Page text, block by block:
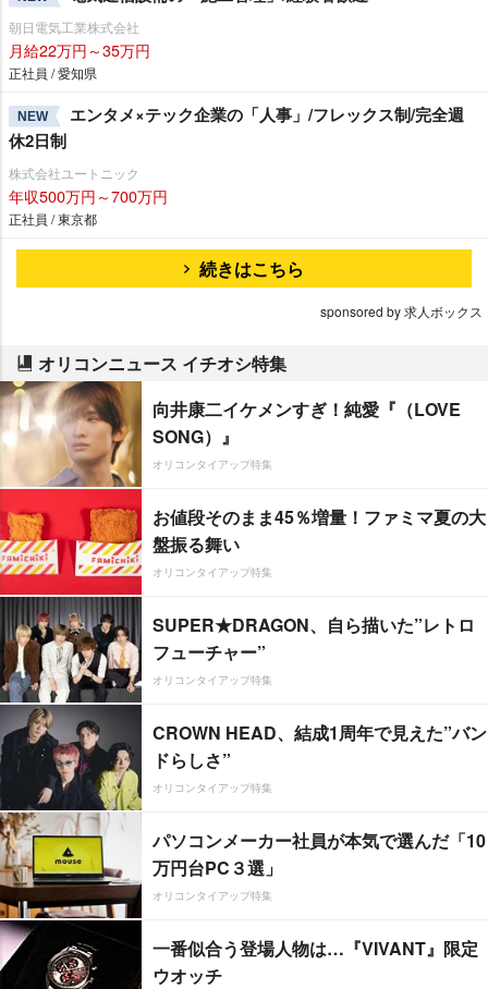
朝日電気工業株式会社
月給22万円～35万円
正社員 / 愛知県
NEW
エンタメ×テック企業の「人事」/フレックス制/完全週
休2日制
株式会社ユートニック
年収500万円～700万円
正社員 / 東京都
続きはこちら
sponsored by 求人ボックス
オリコンニュース イチオシ特集
向井康二イケメンすぎ！純愛『（LOVE
SONG）』
オリコンタイアップ特集
お値段そのまま45％増量！ファミマ夏の大
盤振る舞い
オリコンタイアップ特集
SUPER★DRAGON、自ら描いた”レトロ
フューチャー”
オリコンタイアップ特集
CROWN HEAD、結成1周年で見えた”バン
ドらしさ”
オリコンタイアップ特集
パソコンメーカー社員が本気で選んだ「10
万円台PC３選」
オリコンタイアップ特集
一番似合う登場人物は…『VIVANT』限定
ウオッチ